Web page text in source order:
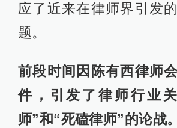
应了近来在律师界引发
题。
前段时间因陈有西律师
件，引发了律师行业
师”和“死磕律师”的论战